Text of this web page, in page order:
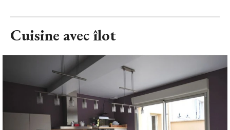
Cuisine avec îlot